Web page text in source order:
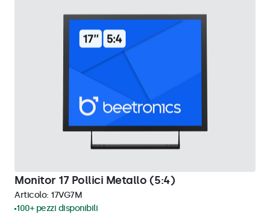
Monitor 17 Pollici Metallo (5:4)
Articolo: 17VG7M
100+ pezzi disponibili